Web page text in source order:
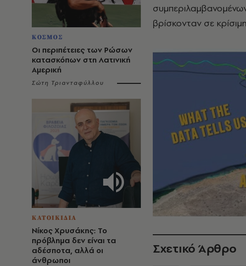
ΚΟΣΜΟΣ
Οι περιπέτειες των Ρώσων
κατασκόπων στη Λατινική
Αμερική
Σώτη Τριανταφύλλου
ΚΑΤΟΙΚΙΔΙΑ
Νίκος Χρυσάκης: Το
πρόβλημα δεν είναι τα
αδέσποτα, αλλά οι
άνθρωποι
βρίσκονταν σε
Σχετικό Άρθρο